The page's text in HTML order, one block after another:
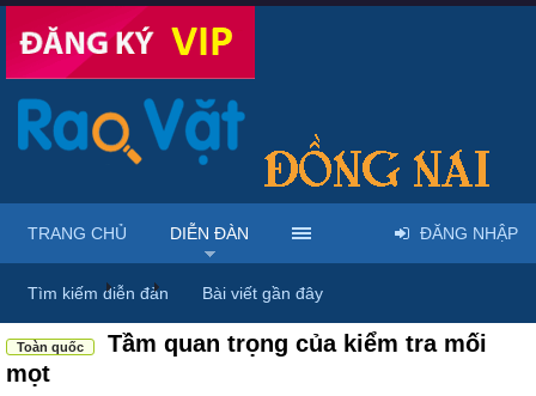
Diễn đàn ... Rao vặt tổng hợp - Uy tín - Miễn phí
Toàn quốc
Tầm quan trọng của kiểm tra mối
mọt
TRANG CHỦ DIỄN ĐÀN
Tìm kiếm diễn đàn Bài viết gần đây
ĐĂNG NHẬP